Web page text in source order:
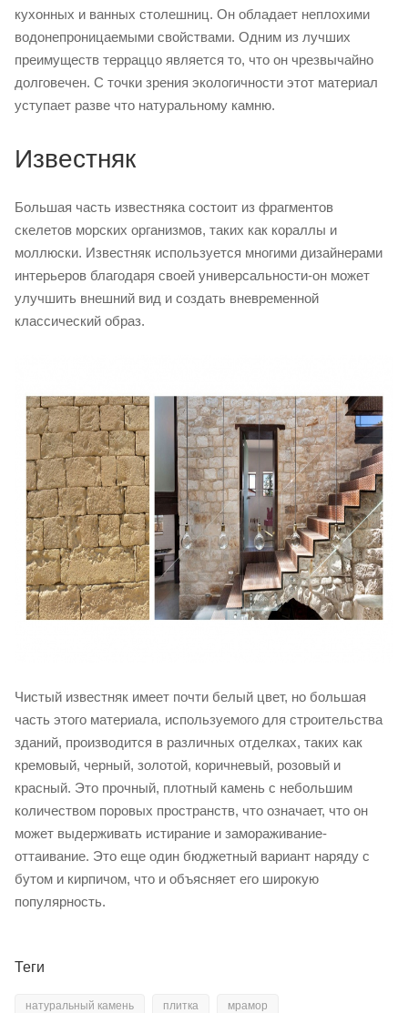
кухонных и ванных столешниц. Он обладает неплохими
водонепроницаемыми свойствами. Одним из лучших
преимуществ терраццо является то, что он чрезвычайно
долговечен. С точки зрения экологичности этот материал
уступает разве что натуральному камню.
Известняк
Большая часть известняка состоит из фрагментов
скелетов морских организмов, таких как кораллы и
моллюски. Известняк используется многими дизайнерами
интерьеров благодаря своей универсальности-он может
улучшить внешний вид и создать вневременной
классический образ.
Чистый известняк имеет почти белый цвет, но большая
часть этого материала, используемого для строительства
зданий, производится в различных отделках, таких как
кремовый, черный, золотой, коричневый, розовый и
красный. Это прочный, плотный камень с небольшим
количеством поровых пространств, что означает, что он
может выдерживать истирание и замораживание-
оттаивание. Это еще один бюджетный вариант наряду с
бутом и кирпичом, что и объясняет его широкую
популярность.
Теги
натуральный камень плитка мрамор